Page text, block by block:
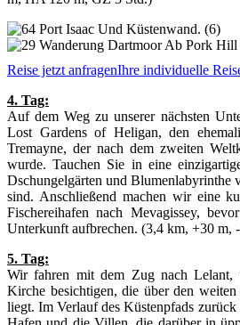
Reise jetzt anfragenIhre individuelle
4. Tag:
Auf dem Weg zu unserer nächsten
Lost Gardens of Heligan, den
Tremayne, der nach dem zweiten
wurde. Tauchen Sie in eine
Dschungelgärten und Blumenlabyrinthe
sind. Anschließend machen wir eine
Fischereihafen nach Mevagissey,
Unterkunft aufbrechen. (3,4 km, +30 m,
5. Tag:
Wir fahren mit dem Zug nach Lelant,
Kirche besichtigen, die über den
liegt. Im Verlauf des Küstenpfads zurück